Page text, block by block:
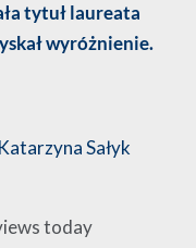
tytuł laureata
wyróżnienie.
today